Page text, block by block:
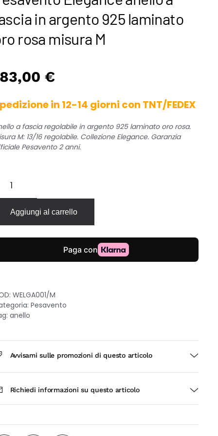
in argento 925 laminato
rosa misura M
€
in 12-14 giorni con TNT/FEDEX
a fascia regolabile in argento 925 laminato oro rosa.
M: 13/16 regolabile. Collezione Elegance. Garanzia
Pesavento 2 anni.
Aggiungi al carrello
WELGA001/M
Pesavento
anello
Avvisami sulle promozioni di questo articolo
Richiedi informazioni su questo articolo